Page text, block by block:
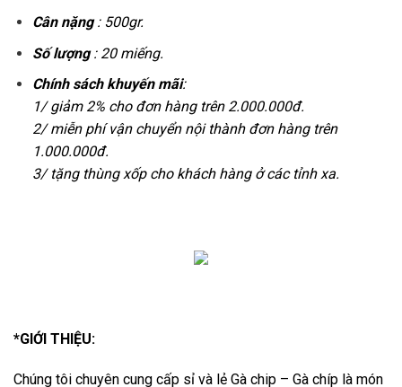
Cân nặng: 500gr.
Số lượng: 20 miếng.
Chính sách khuyến mãi:
1/ giảm 2% cho đơn hàng trên 2.000.000đ.
2/ miễn phí vận chuyển nội thành đơn hàng trên
1.000.000đ.
3/ tặng thùng xốp cho khách hàng ở các tỉnh xa.
*GIỚI THIỆU:
Chúng tôi chuyên cung cấp sỉ và lẻ Gà chip – Gà chíp là món